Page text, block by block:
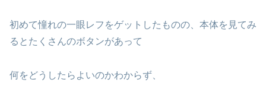
初めて憧れの一眼レフをゲットしたものの、本体を見てみ
るとたくさんのボタンがあって
何をどうしたらよいのかわからず、